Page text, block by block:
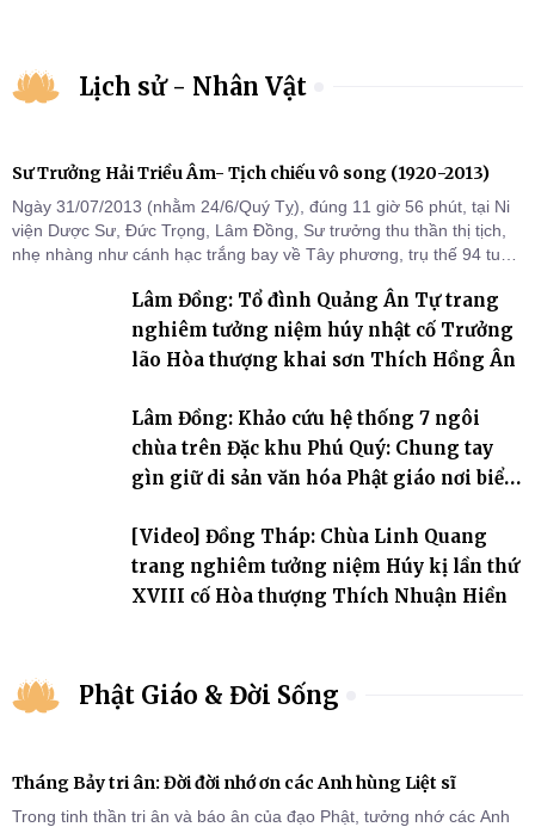
Lịch sử - Nhân Vật
Sư Trưởng Hải Triều Âm- Tịch chiếu vô song (1920-2013)
Ngày 31/07/2013 (nhằm 24/6/Quý Tỵ), đúng 11 giờ 56 phút, tại Ni
viện Dược Sư, Đức Trọng, Lâm Đồng, Sư trưởng thu thần thị tịch,
nhẹ nhàng như cánh hạc trắng bay về Tây phương, trụ thế 94 tuổi
Lâm Đồng: Tổ đình Quảng Ân Tự trang
nghiêm tưởng niệm húy nhật cố Trưởng
lão Hòa thượng khai sơn Thích Hồng Ân
Lâm Đồng: Khảo cứu hệ thống 7 ngôi
chùa trên Đặc khu Phú Quý: Chung tay
gìn giữ di sản văn hóa Phật giáo nơi biển
[Video] Đồng Tháp: Chùa Linh Quang
trang nghiêm tưởng niệm Húy kị lần thứ
XVIII cố Hòa thượng Thích Nhuận Hiền
Phật Giáo & Đời Sống
Tháng Bảy tri ân: Đời đời nhớ ơn các Anh hùng Liệt sĩ
Trong tinh thần tri ân và báo ân của đạo Phật, tưởng nhớ các Anh